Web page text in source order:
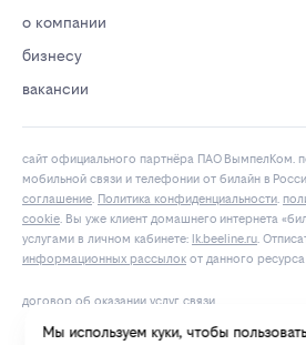
о компании
бизнесу
вакансии
сайт официального партнёра ПАО ВымпелКом.
мобильной связи и телефонии от билайн в
соглашение. Политика конфиденциальности.
cookie. Вы уже клиент домашнего интернета
услугами в личнoм кaбинeтe:
lk.bееlinе.ru.
информационных рассылок от данного
договор об оказании услуг связи
Мы используем куки, чтобы